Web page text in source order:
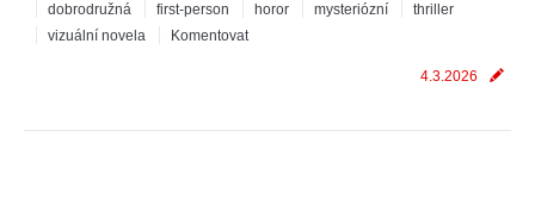
dobrodružná
first-person horor mysteriózní
thriller
vizuální novela
Komentovat
4.3.2026